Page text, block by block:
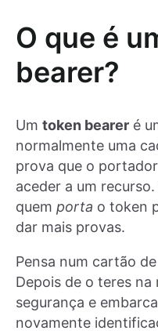
O que é
bearer?
Um token bearer é
normalmente uma
prova que o
aceder a um
quem porta o token
dar mais provas.
Pensa num cartão
Depois de o teres na
segurança e
novamente